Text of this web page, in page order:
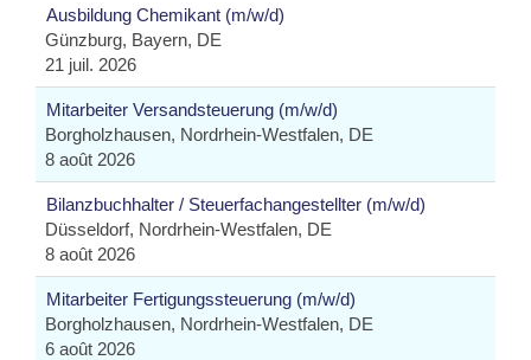
Ausbildung Chemikant (m/w/d)
Günzburg, Bayern, DE
21 juil. 2026
Mitarbeiter Versandsteuerung (m/w/d)
Borgholzhausen, Nordrhein-Westfalen, DE
8 août 2026
Bilanzbuchhalter / Steuerfachangestellter (m/w/d)
Düsseldorf, Nordrhein-Westfalen, DE
8 août 2026
Mitarbeiter Fertigungssteuerung (m/w/d)
Borgholzhausen, Nordrhein-Westfalen, DE
6 août 2026